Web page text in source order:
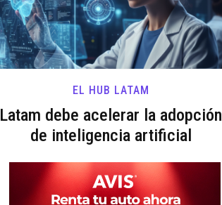
EL HUB LATAM
Latam debe acelerar la adopción
de inteligencia artificial